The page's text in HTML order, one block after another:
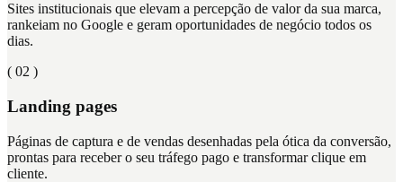
Sites institucionais que elevam a percepção de valor da sua marca,
rankeiam no Google e geram oportunidades de negócio todos os
dias.
( 02 )
Landing pages
Páginas de captura e de vendas desenhadas pela ótica da conversão,
prontas para receber o seu tráfego pago e transformar clique em
cliente.